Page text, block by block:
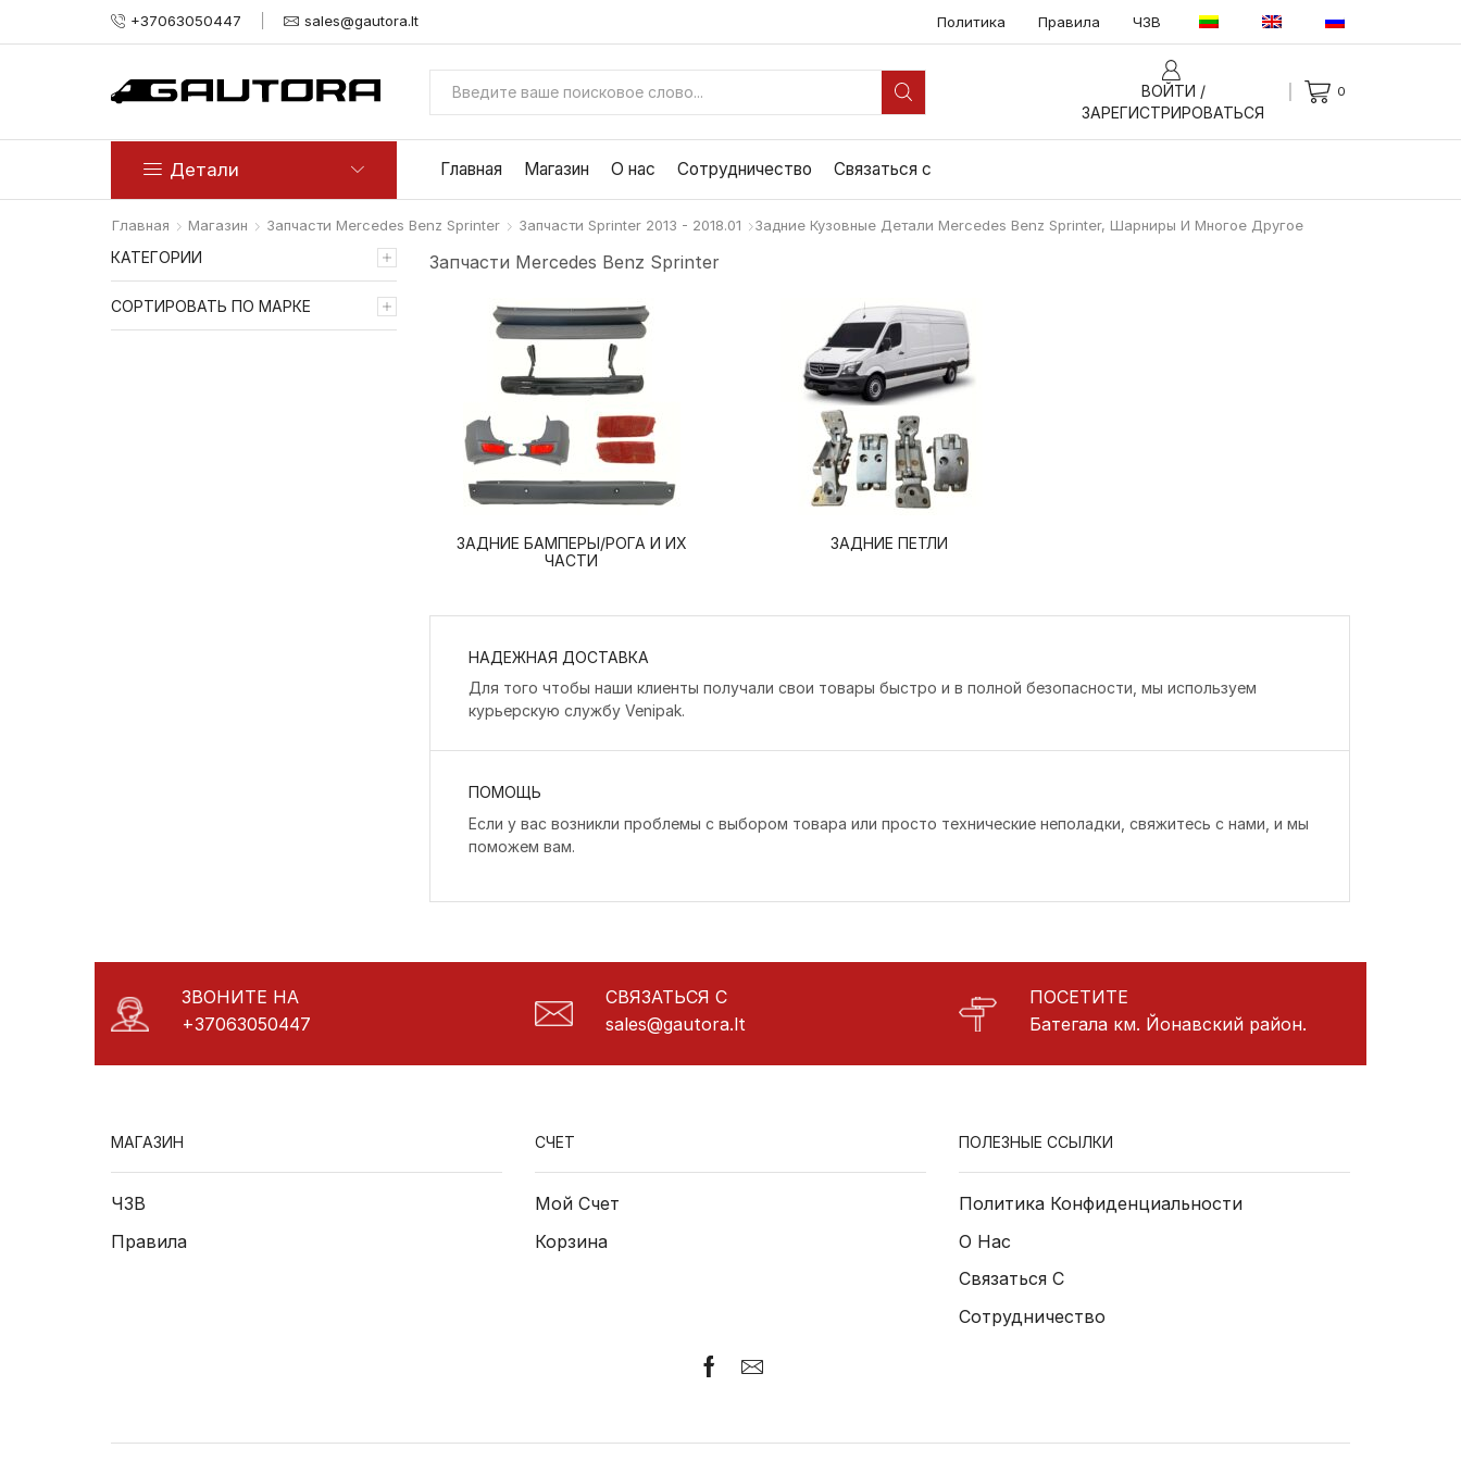
+37063050447 sales@gautora.lt Политика Правила ЧЗВ
ВХОД
ПОИСКА
ВОЙТИ /
ЗАРЕГИСТРИРОВАТЬСЯ
0
Детали Главная Магазин О нас Сотрудничество Связаться с
Главная Магазин Запчасти Mercedes Benz Sprinter Запчасти Sprinter 2013 - 2018.01 Задние Кузовные Детали Mercedes Benz Sprinter, Шарниры И Многое Другое
Запчасти Mercedes Benz Sprinter
ЗАДНИЕ БАМПЕРЫ/РОГА И ИХ
ЧАСТИ
ЗАДНИЕ ПЕТЛИ
НАДЕЖНАЯ ДОСТАВКА
Для того чтобы наши клиенты получали свои товары быстро и в полной безопасности, мы используем
курьерскую службу Venipak.
ПОМОЩЬ
Если у вас возникли проблемы с выбором товара или просто технические неполадки, свяжитесь с нами, и мы
поможем вам.
КАТЕГОРИИ
СОРТИРОВАТЬ ПО МАРКЕ
ЗВОНИТЕ НА
+37063050447
СВЯЗАТЬСЯ С
sales@gautora.lt
ПОСЕТИТЕ
Батегала км. Йонавский район.
МАГАЗИН
ЧЗВ
Правила
СЧЕТ
Мой Счет
Корзина
ПОЛЕЗНЫЕ ССЫЛКИ
Политика Конфиденциальности
О Нас
Связаться С
Сотрудничество
FacebookЭлектронная